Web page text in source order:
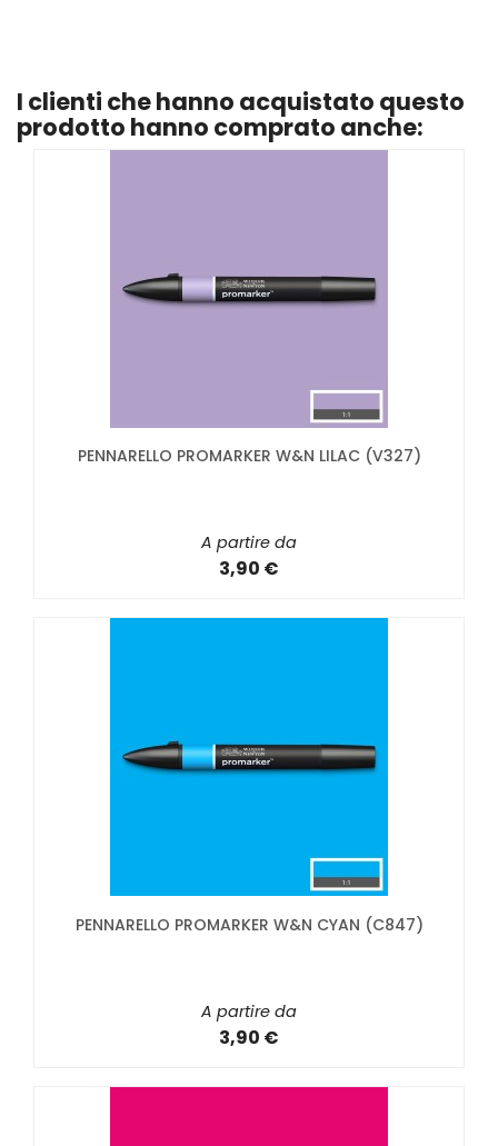
I clienti che hanno acquistato questo
prodotto hanno comprato anche:
PENNARELLO PROMARKER W&N LILAC (V327)
A partire da
3,90 €
PENNARELLO PROMARKER W&N CYAN (C847)
A partire da
3,90 €